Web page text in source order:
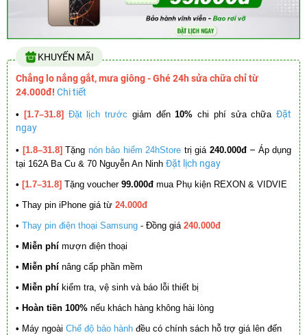
KHUYẾN MÃI
Chẳng lo nắng gắt, mưa giông - Ghé 24h sửa chữa chỉ từ
24.000đ! Chi tiết
• [1.7–31.8] Đặt lịch trước giảm đến10% chi phí sửa chữa Đặt
ngay
• [1.8–31.8] Tặng nón bảo hiểm 24hStore trị giá 240.000đ – Áp dụng
tại 162A Ba Cu & 70 Nguyễn An Ninh Đặt lịch ngay
• [1.7–31.8] Tặng voucher 99.000đ mua Phụ kiện REXON & VIDVIE
• Thay pin iPhone giá từ 24.000đ
• Thay pin điện thoại Samsung - Đồng giá 240.000đ
• Miễn phí mượn điện thoại
• Miễn phí nâng cấp phần mềm
• Miễn phí kiểm tra, vệ sinh và báo lỗi thiết bị
• Hoàn tiền 100% nếu khách hàng không hài lòng
• Máy ngoài Chế độ bảo hành đều có chính sách hỗ trợ giá lên đến